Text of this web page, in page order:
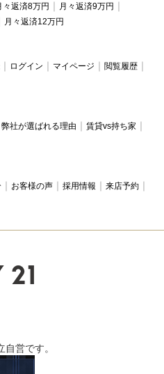
々返済8万円
月々返済9万円
月々返済12万円
ログイン マイページ
閲覧履歴
弊社が選ばれる理由
賃貸vs持ち家
お客様の声 採用情報
来店予約
営です。